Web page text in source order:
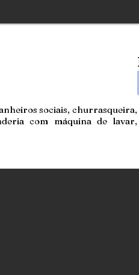
sociais, churrasqueira,
com máquina de lavar,